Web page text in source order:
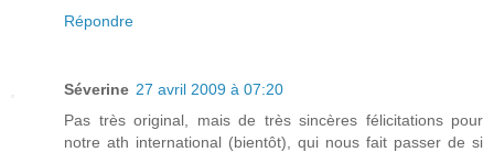
Répondre
Séverine 27 avril 2009 à 07:20
Pas très original, mais de très sincères félicitations pour
notre ath international (bientôt), qui nous fait passer de si